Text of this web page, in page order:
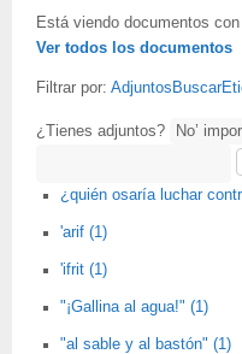
Está viendo documentos
Ver todos los documentos
Filtrar por: Adjuntos Buscar
¿Tienes adjuntos?
¿quién osaría luchar
'arif (1)
'ifrit (1)
"¡Gallina al agua!" (1)
"al sable y al bastón" (1)